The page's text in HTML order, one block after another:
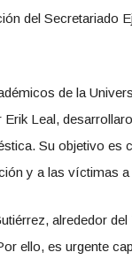
del Secretariado
de la
Leal,
Su objetivo es
y a las víctimas
alrededor
ello, es urgente